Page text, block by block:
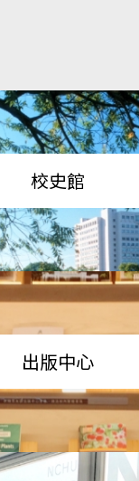
校史館
出版中心